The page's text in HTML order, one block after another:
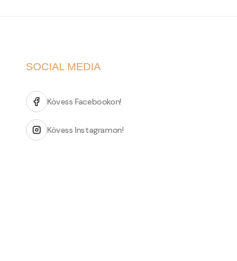
SOCIAL MEDIA
Kövess Facebookon!
Kövess Instagramon!